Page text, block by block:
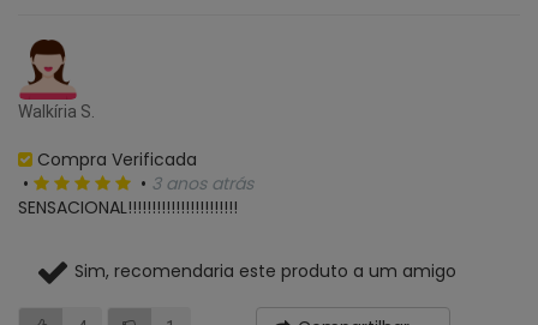
Walkíria S.
Compra Verificada
•
• 3 anos atrás
SENSACIONAL!!!!!!!!!!!!!!!!!!!!!!!
Sim, recomendaria este produto a um amigo